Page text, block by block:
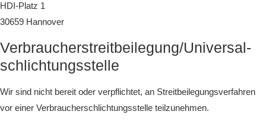
HDI-Platz 1
30659 Hannover
Verbraucher­streit­beilegung/Universal­
schlichtungs­stelle
Wir sind nicht bereit oder verpflichtet, an Streitbeilegungsverfahren
vor einer Verbraucherschlichtungsstelle teilzunehmen.